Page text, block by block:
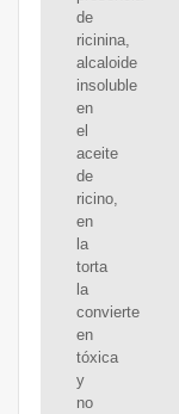
de
ricinina,
alcaloide
insoluble
en
el
aceite
de
ricino,
en
la
torta
la
convierte
en
tóxica
y
no